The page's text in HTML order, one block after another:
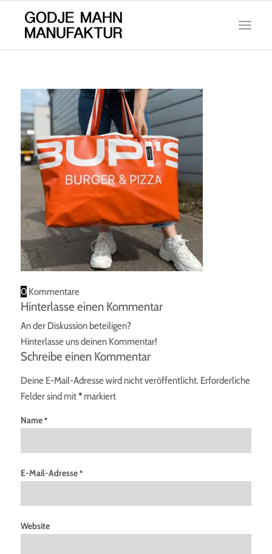
0 Kommentare
Hinterlasse einen Kommentar
An der Diskussion beteiligen?
Hinterlasse uns deinen Kommentar!
Schreibe einen Kommentar
Deine E-Mail-Adresse wird nicht veröffentlicht. Erforderliche
Felder sind mit*markiert
Name*
E-Mail-Adresse*
Website